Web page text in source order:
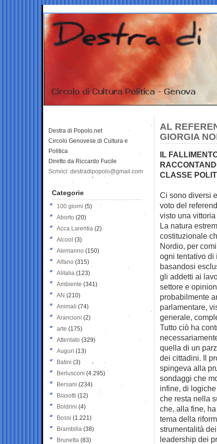
AL
GIORGIA
IL
CLASSE
Ci sono diversi
voto del
visto una
La natura
costituzionale
Nordio, per
ogni tentativo di
basandosi
gli addetti ai
settore e
probabilmente
parlamentare,
generale,
Tutto ciò ha
quella di un
dei cittadini. Il
spingeva alla
sondaggi che
infine, di
che resta nella
che, alla fine,
tema della
strumentalità
leadership dei
Destra di Popolo.net
Circolo Genovese di Cultura e
Politica
Diretto da Riccardo Fucile
Scrivici: destradipopolo@gmail.com
Categorie
100 giorni (5)
Aborto (20)
Acca Larentia (2)
Alcool (3)
Alemanno (150)
Alfano (315)
Alitalia (123)
Ambiente (341)
AN (210)
Animali (74)
Arancioni (2)
arte (175)
Attentato (329)
Auguri (13)
Batini (3)
Berlusconi (4.295)
Bersani (234)
Biasotti (12)
Boldrini (4)
Bossi (1.221)
Brambilla (38)
Brunetta (83)